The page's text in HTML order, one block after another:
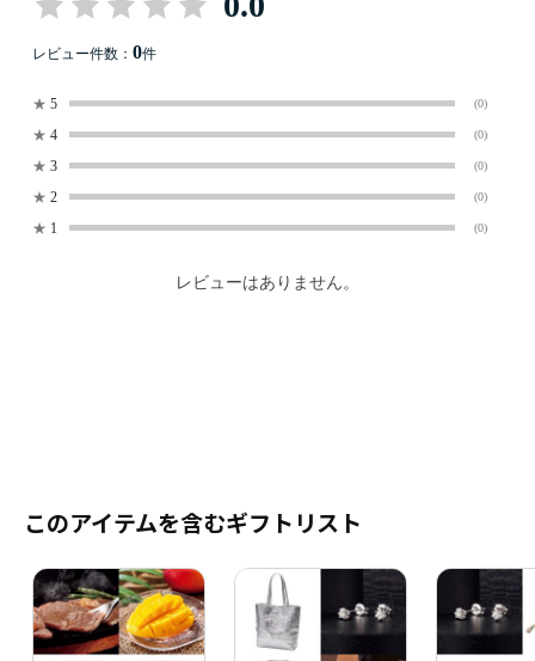
レビュー件数： 0件
★ 5 (0)
★ 4 (0)
★ 3 (0)
★ 2 (0)
★ 1 (0)
レビューはありません。
このアイテムを含むギフトリスト